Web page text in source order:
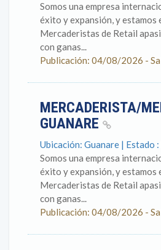
Somos una empresa
éxito y expansión, y estamos
Mercaderistas de Retail
con ganas...
Publicación: 04/08/2026 -
MERCADERISTA/
GUANARE
Ubicación: Guanare | Estado
Somos una empresa
éxito y expansión, y estamos
Mercaderistas de Retail
con ganas...
Publicación: 04/08/2026 -